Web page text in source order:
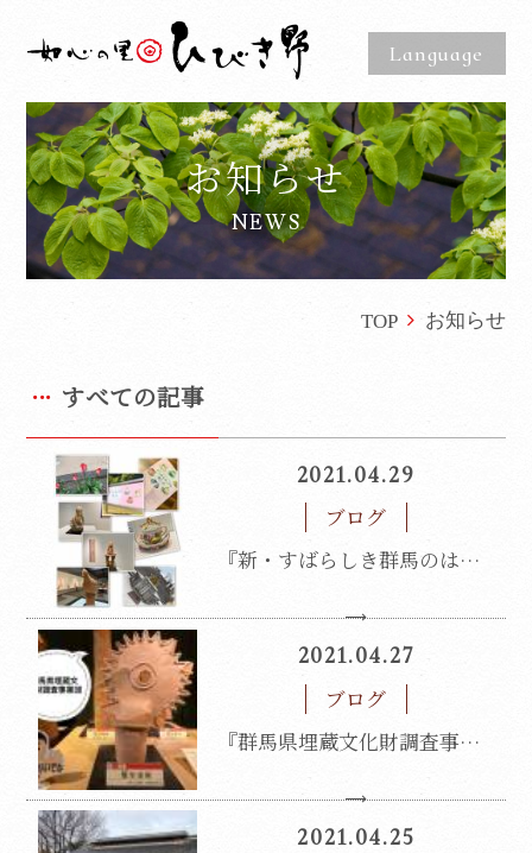
Language
お知らせ
NEWS
TOP お知らせ
すべての記事
2021.04.29
ブログ
『新・すばらしき群馬のはにわ』展
2021.04.27
ブログ
『群馬県埋蔵文化財調査事業団』
2021.04.25